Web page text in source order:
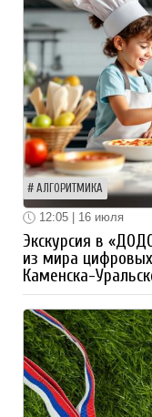
АЛГОРИТМИКА
12:05 | 16 июля
Экскурсия в
из мира
Каменска-